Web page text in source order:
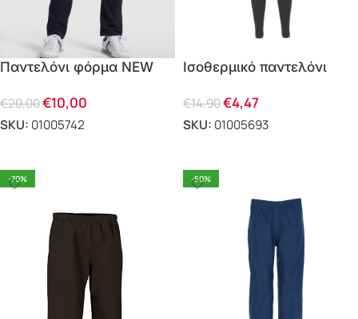
Παντελόνι φόρμα NEW
€20,00€10,00
SKU: 01005742
Ισοθερμικό παντελόνι
€14,90€4,47
SKU: 01005693
-70% -50%